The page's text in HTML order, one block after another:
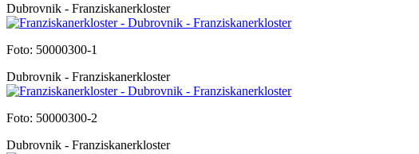
Dubrovnik - Franziskanerkloster
Foto: 50000300-1
Dubrovnik - Franziskanerkloster
Foto: 50000300-2
Dubrovnik - Franziskanerkloster